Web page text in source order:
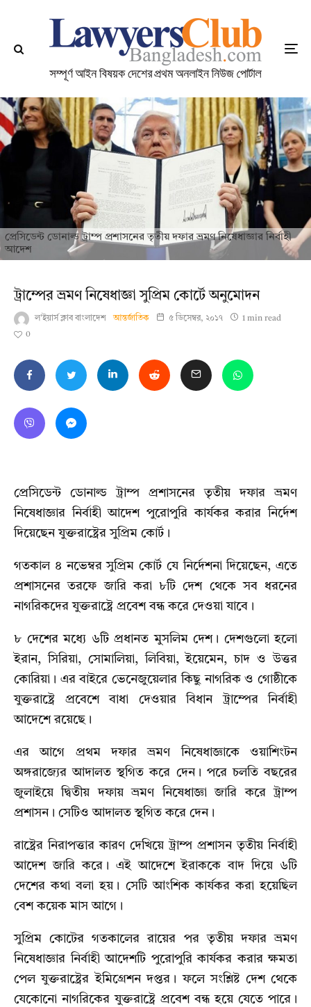
প্রেসিডেন্ট ডোনাল্ড ট্রাম্প প্রশাসনের তৃতীয় দফার ভ্রমণ নিষেধাজ্ঞার নির্বাহী
আদেশ
ট্রাম্পের ভ্রমণ নিষেধাজ্ঞা সুপ্রিম কোর্টে অনুমোদন
ল'ইয়ার্স ক্লাব বাংলাদেশ আন্তর্জাতিক ৫ ডিসেম্বর, ২০১৭
1 min read
0
প্রেসিডেন্ট ডোনাল্ড ট্রাম্প প্রশাসনের তৃতীয় দফার ভ্রমণ
নিষেধাজ্ঞার নির্বাহী আদেশ পুরোপুরি কার্যকর করার নির্দেশ
দিয়েছেন যুক্তরাষ্ট্রের সুপ্রিম কোর্ট।
গতকাল ৪ নভেম্বর সুপ্রিম কোর্ট যে নির্দেশনা দিয়েছেন, এতে
প্রশাসনের তরফে জারি করা ৮টি দেশ থেকে সব ধরনের
নাগরিকদের যুক্তরাষ্ট্রে প্রবেশ বন্ধ করে দেওয়া যাবে।
৮ দেশের মধ্যে ৬টি প্রধানত মুসলিম দেশ। দেশগুলো হলো
ইরান, সিরিয়া, সোমালিয়া, লিবিয়া, ইয়েমেন, চাদ ও উত্তর
কোরিয়া। এর বাইরে ভেনেজুয়েলার কিছু নাগরিক ও গোষ্ঠীকে
যুক্তরাষ্ট্রে প্রবেশে বাধা দেওয়ার বিধান ট্রাম্পের নির্বাহী
আদেশে রয়েছে।
এর আগে প্রথম দফার ভ্রমণ নিষেধাজ্ঞাকে ওয়াশিংটন
অঙ্গরাজ্যের আদালত স্থগিত করে দেন। পরে চলতি বছরের
জুলাইয়ে দ্বিতীয় দফায় ভ্রমণ নিষেধাজ্ঞা জারি করে ট্রাম্প
প্রশাসন। সেটিও আদালত স্থগিত করে দেন।
রাষ্ট্রের নিরাপত্তার কারণ দেখিয়ে ট্রাম্প প্রশাসন তৃতীয় নির্বাহী
আদেশ জারি করে। এই আদেশে ইরাককে বাদ দিয়ে ৬টি
দেশের কথা বলা হয়। সেটি আংশিক কার্যকর করা হয়েছিল
বেশ কয়েক মাস আগে।
সুপ্রিম কোটের গতকালের রায়ের পর তৃতীয় দফার ভ্রমণ
নিষেধাজ্ঞার নির্বাহী আদেশটি পুরোপুরি কার্যকর করার ক্ষমতা
পেল যুক্তরাষ্ট্রের ইমিগ্রেশন দপ্তর। ফলে সংশ্লিষ্ট দেশ থেকে
যেকোনো নাগরিকের যুক্তরাষ্ট্রে প্রবেশ বন্ধ হয়ে যেতে পারে।